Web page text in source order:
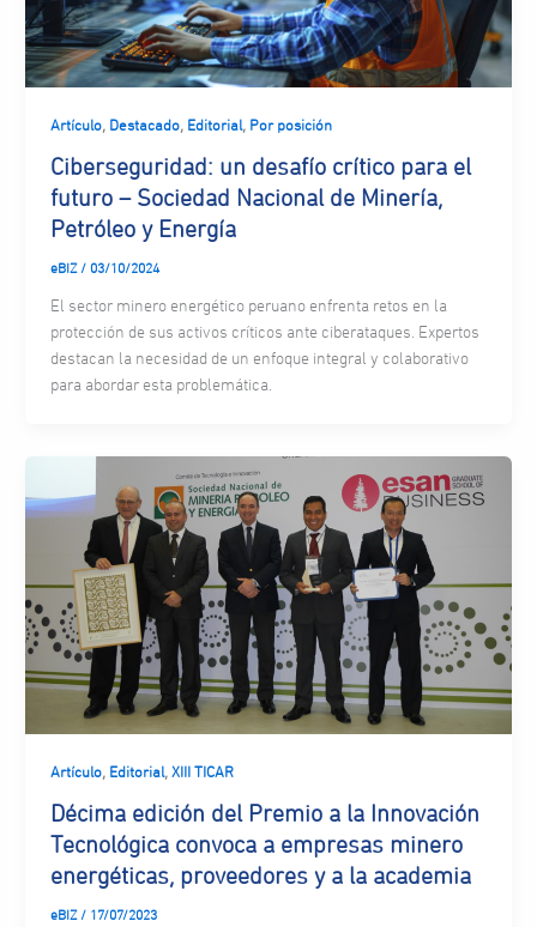
Artículo, Destacado, Editorial, Por posición
Ciberseguridad: un desafío crítico para el
futuro – Sociedad Nacional de Minería,
Petróleo y Energía
eBIZ / 03/10/2024
El sector minero energético peruano enfrenta retos en la
protección de sus activos críticos ante ciberataques. Expertos
destacan la necesidad de un enfoque integral y colaborativo
para abordar esta problemática.
Artículo, Editorial, XIII TICAR
Décima edición del Premio a la Innovación
Tecnológica convoca a empresas minero
energéticas, proveedores y a la academia
eBIZ / 17/07/2023